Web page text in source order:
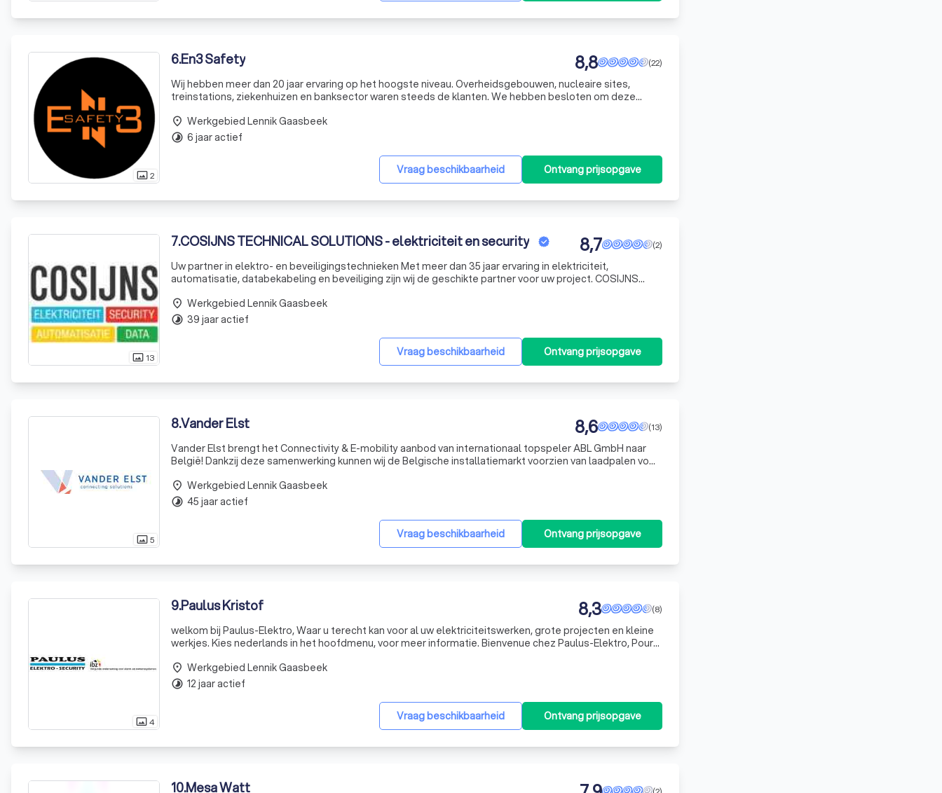
photo_size_select_actual2
6.En3 Safety (22)
8,8
Wij hebben meer dan 20 jaar ervaring op het hoogste niveau. Overheidsgebouwen, nucleaire sites,
treinstations, ziekenhuizen en banksector waren steeds de klanten. We hebben besloten om deze
een beve
Vraag beschikbaarheid Ontvang prijsopgave
place Werkgebied Lennik Gaasbeek
timelapse 6 jaar actief
photo_size_select_actual 13
7.COSIJNS TECHNICAL SOLUTIONS - elektriciteit en security (2)
8,7
Uw partner in elektro- en beveiligingstechnieken Met meer dan 35 jaar ervaring in elektriciteit,
automatisatie, databekabeling en beveiliging zijn wij de geschikte partner voor uw project. COSIJNS
Vraag beschikbaarheid Ontvang prijsopgave
place Werkgebied Lennik Gaasbeek
timelapse 39 jaar actief
photo_size_select_actual5
8.Vander Elst (13)
8,6
Vander Elst brengt het Connectivity & E-mobility aanbod van internationaal topspeler ABL GmbH naar
België! Dankzij deze samenwerking kunnen wij de Belgische installatiemarkt voorzien van laadpalen voor
Vraag beschikbaarheid Ontvang prijsopgave
place Werkgebied Lennik Gaasbeek
timelapse 45 jaar actief
photo_size_select_actual4
9.Paulus Kristof (8)
8,3
welkom bij Paulus-Elektro, Waar u terecht kan voor al uw elektriciteitswerken, grote projecten en kleine
werkjes. Kies nederlands in het hoofdmenu, voor meer informatie. Bienvenue chez Paulus-Elektro, Pour
Vraag beschikbaarheid Ontvang prijsopgave
place Werkgebied Lennik Gaasbeek
timelapse 12 jaar actief
10.Mesa Watt